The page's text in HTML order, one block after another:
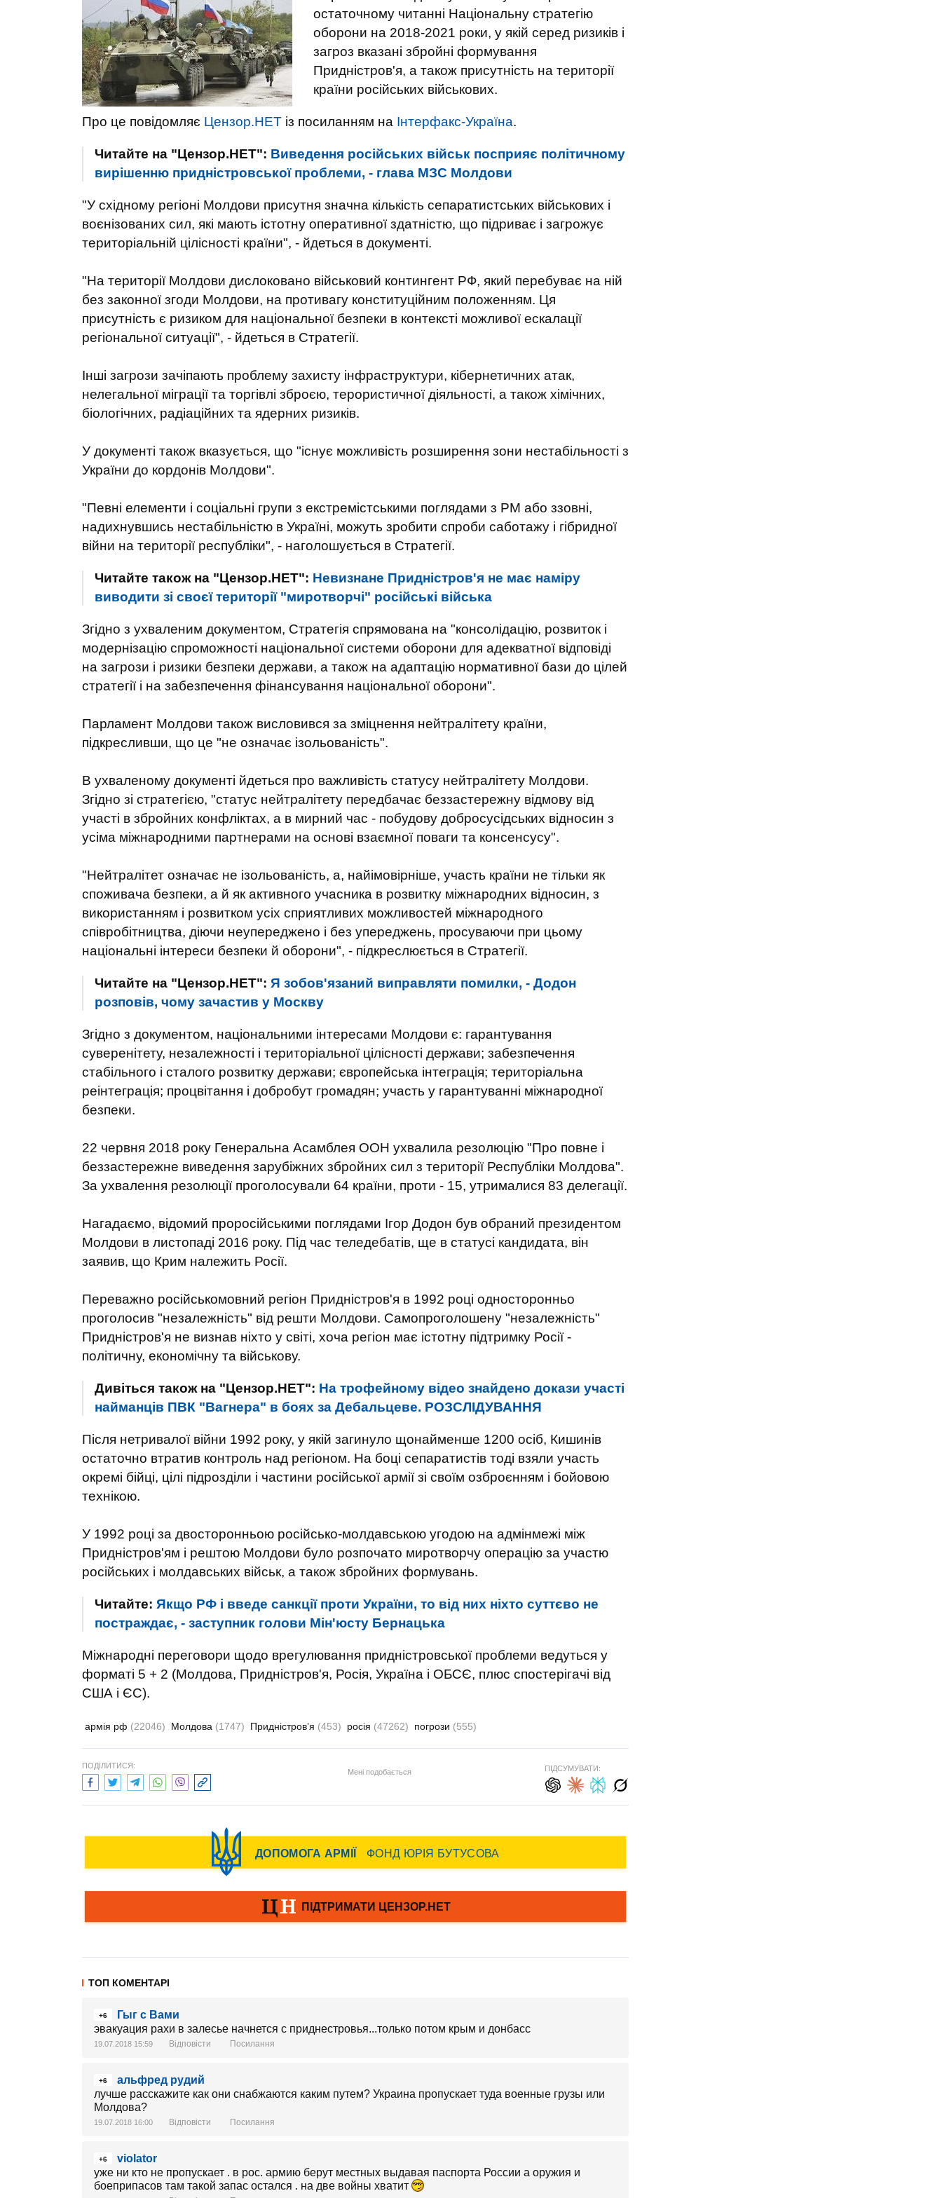
остаточному читанні Національну стратегію
оборони на 2018-2021 роки, у якій серед ризиків і
загроз вказані збройні формування
Придністров'я, а також присутність на території
країни російських військових.
Про це повідомляє Цензор.НЕТ із посиланням на Інтерфакс-Україна.
Читайте на "Цензор.НЕТ": Виведення російських військ посприяє політичному
вирішенню придністровської проблеми, - глава МЗС Молдови
"У східному регіоні Молдови присутня значна кількість сепаратистських військових і
воєнізованих сил, які мають істотну оперативної здатністю, що підриває і загрожує
територіальній цілісності країни", - йдеться в документі.
"На території Молдови дислоковано військовий контингент РФ, який перебуває на ній
без законної згоди Молдови, на противагу конституційним положенням. Ця
присутність є ризиком для національної безпеки в контексті можливої ​​ескалації
регіональної ситуації", - йдеться в Стратегії.
Інші загрози зачіпають проблему захисту інфраструктури, кібернетичних атак,
нелегальної міграції та торгівлі зброєю, терористичної діяльності, а також хімічних,
біологічних, радіаційних та ядерних ризиків.
У документі також вказується, що "існує можливість розширення зони нестабільності з
України до кордонів Молдови".
"Певні елементи і соціальні групи з екстремістськими поглядами з РМ або ззовні,
надихнувшись нестабільністю в Україні, можуть зробити спроби саботажу і гібридної
війни на території республіки", - наголошується в Стратегії.
Читайте також на "Цензор.НЕТ": Невизнане Придністров'я не має наміру
виводити зі своєї території "миротворчі" російські війська
Згідно з ухваленим документом, Стратегія спрямована на "консолідацію, розвиток і
модернізацію спроможності національної системи оборони для адекватної відповіді
на загрози і ризики безпеки держави, а також на адаптацію нормативної бази до цілей
стратегії і на забезпечення фінансування національної оборони".
Парламент Молдови також висловився за зміцнення нейтралітету країни,
підкресливши, що це "не означає ізольованість".
В ухваленому документі йдеться про важливість статусу нейтралітету Молдови.
Згідно зі стратегією, "статус нейтралітету передбачає беззастережну відмову від
участі в збройних конфліктах, а в мирний час - побудову добросусідських відносин з
усіма міжнародними партнерами на основі взаємної поваги та консенсусу".
"Нейтралітет означає не ізольованість, а, найімовірніше, участь країни не тільки як
споживача безпеки, а й як активного учасника в розвитку міжнародних відносин, з
використанням і розвитком усіх сприятливих можливостей міжнародного
співробітництва, діючи неупереджено і без упереджень, просуваючи при цьому
національні інтереси безпеки й оборони", - підкреслюється в Стратегії.
Читайте на "Цензор.НЕТ": Я зобов'язаний виправляти помилки, - Додон
розповів, чому зачастив у Москву
Згідно з документом, національними інтересами Молдови є: гарантування
суверенітету, незалежності і територіальної цілісності держави; забезпечення
стабільного і сталого розвитку держави; європейська інтеграція; територіальна
реінтеграція; процвітання і добробут громадян; участь у гарантуванні міжнародної
безпеки.
22 червня 2018 року Генеральна Асамблея ООН ухвалила резолюцію "Про повне і
беззастережне виведення зарубіжних збройних сил з території Республіки Молдова".
За ухвалення резолюції проголосували 64 країни, проти - 15, утрималися 83 делегації.
Нагадаємо, відомий проросійськими поглядами Ігор Додон був обраний президентом
Молдови в листопаді 2016 року. Під час теледебатів, ще в статусі кандидата, він
заявив, що Крим належить Росії.
Переважно російськомовний регіон Придністров'я в 1992 році односторонньо
проголосив "незалежність" від решти Молдови. Самопроголошену "незалежність"
Придністров'я не визнав ніхто у світі, хоча регіон має істотну підтримку Росії -
політичну, економічну та військову.
Дивіться також на "Цензор.НЕТ": На трофейному відео знайдено докази участі
найманців ПВК "Вагнера" ​​в боях за Дебальцеве. РОЗСЛІДУВАННЯ
Після нетривалої війни 1992 року, у якій загинуло щонайменше 1200 осіб, Кишинів
остаточно втратив контроль над регіоном. На боці сепаратистів тоді взяли участь
окремі бійці, цілі підрозділи і частини російської армії зі своїм озброєнням і бойовою
технікою.
У 1992 році за двосторонньою російсько-молдавською угодою на адмінмежі між
Придністров'ям і рештою Молдови було розпочато миротворчу операцію за участю
російських і молдавських військ, а також збройних формувань.
Читайте: Якщо РФ і введе санкції проти України, то від них ніхто суттєво не
постраждає, - заступник голови Мін'юсту Бернацька
Міжнародні переговори щодо врегулювання придністровської проблеми ведуться у
форматі 5 + 2 (Молдова, Придністров'я, Росія, Україна і ОБСЄ, плюс спостерігачі від
США і ЄС).
армія рф (22046) Молдова (1747) Придністров’я (453) росія (47262) погрози (555)
ПОДІЛИТИСЯ:
Мені подобається ПІДСУМУВАТИ:
ТОП КОМЕНТАРІ
+6
Гыг с Вами
эвакуация рахи в залесье начнется с приднестровья...только потом крым и донбасс
19.07.2018 15:59 Відповісти Посилання
+6
альфред рудий
лучше расскажите как они снабжаются каким путем? Украина пропускает туда военные грузы или
Молдова?
19.07.2018 16:00 Відповісти Посилання
+6
violator
уже ни кто не пропускает . в рос. армию берут местных выдавая паспорта России а оружия и
боеприпасов там такой запас остался . на две войны хватит